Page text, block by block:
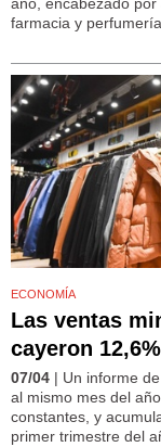
farmacia y perfumería.
ECONOMÍA
Las ventas
cayeron
07/04 | Un informe
al mismo mes del
constantes, y
primer trimestre del